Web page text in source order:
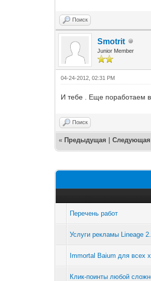
Поиск
Smotrit
Junior Member
04-24-2012, 02:31 PM
И тебе . Еще поработаем
Поиск
« Предыдущая |
Перечень работ
Услуги рекламы Lineage
Immortal Baium для всех
Клик-поинты любой